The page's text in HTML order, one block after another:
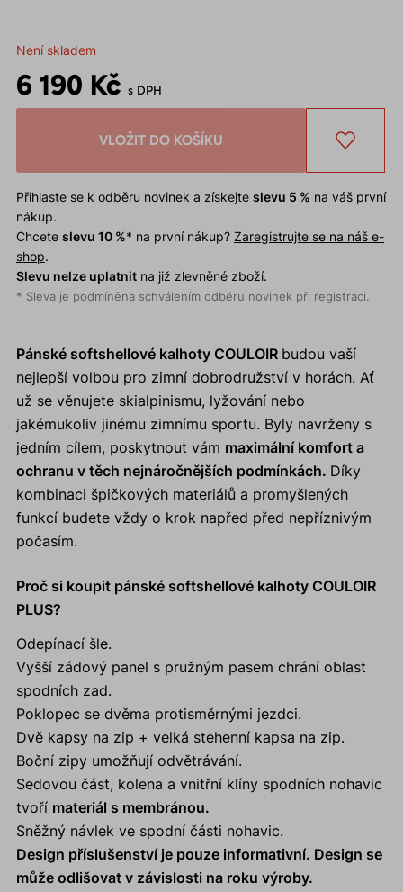
Není skladem
6 190 Kč s DPH
VLOŽIT DO KOŠÍKU
Přihlaste se k odběru novinek a získejte slevu 5 % na váš první
nákup.
Chcete slevu 10 %* na první nákup? Zaregistrujte se na náš e-
shop.
Slevu nelze uplatnitna již zlevněné zboží.
* Sleva je podmíněna schválením odběru novinek při registraci.
Pánské softshellové kalhoty COULOIR budou vaší
nejlepší volbou pro zimní dobrodružství v horách. Ať
už se věnujete skialpinismu, lyžování nebo
jakémukoliv jinému zimnímu sportu. Byly navrženy s
jedním cílem, poskytnout vám maximální komfort a
ochranu v těch nejnáročnějších podmínkách. Díky
kombinaci špičkových materiálů a promyšlených
funkcí budete vždy o krok napřed před nepříznivým
počasím.
Proč si koupit pánské softshellové kalhoty COULOIR
PLUS?
Odepínací šle.
Vyšší zádový panel s pružným pasem chrání oblast
spodních zad.
Poklopec se dvěma protisměrnými jezdci.
Dvě kapsy na zip + velká stehenní kapsa na zip.
Boční zipy umožňují odvětrávání.
Sedovou část, kolena a vnitřní klíny spodních nohavic
tvoří materiál s membránou.
Sněžný návlek ve spodní části nohavic.
Design příslušenství je pouze informativní. Design se
může odlišovat v závislosti na roku výroby.